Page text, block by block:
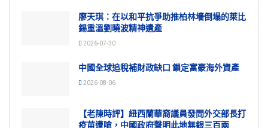
廖天琪：在以和平抗爭助推柏林墻倒塌的萊比
錫重溫劉曉波精神遺產
2026-07-30
中國全球追稅補財政缺口 鎖定富豪海外資產
2026-08-06
【老陳時評】紐西蘭華裔議員發問外交部長打
疫苗遭嗆，中國政府聲明此地無銀三百兩